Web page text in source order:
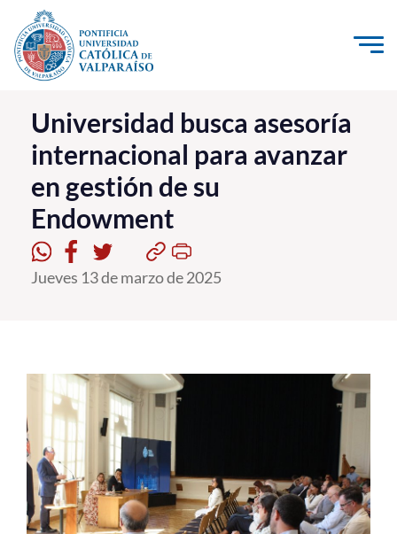
Click acá para ir directamente al contenido
La Universidad
Investigación, Creación e Innovación
PUCV Internacional
Vinculación con el Medio
Admisión
Formación Continua
Estudiantes
Académicos
Funcionarios
Universidad busca asesoría
internacional para avanzar
en gestión de su
Endowment
Jueves 13 de marzo de 2025